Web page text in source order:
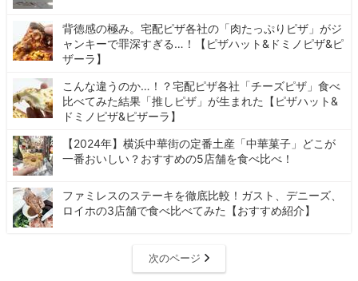
背徳感の極み。宅配ピザ各社の「肉たっぷりピザ」がジ
ャンキーで罪深すぎる…！【ピザハット&ドミノピザ&ピ
ザーラ】
こんな違うのか…！？宅配ピザ各社「チーズピザ」食べ
比べてみた結果「推しピザ」が生まれた【ピザハット&
ドミノピザ&ピザーラ】
【2024年】横浜中華街の定番土産「中華菓子」どこが
一番おいしい？おすすめの5店舗を食べ比べ！
ファミレスのステーキを徹底比較！ガスト、デニーズ、
ロイホの3店舗で食べ比べてみた【おすすめ紹介】
次のページ